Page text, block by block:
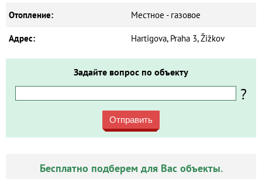
Отопление: Местное - газовое
Адрес: Hartigova, Praha 3, Žižkov
Задайте вопрос по объекту
?
Отправить
Бесплатно подберем для Вас объекты.